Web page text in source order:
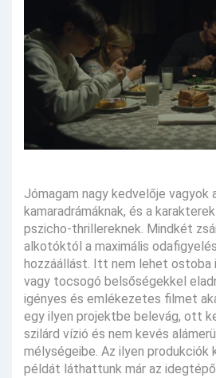
Jómagam nagy kedvelője vagyok
kamaradrámáknak, és a
pszicho-thrillereknek. Mindkét
alkotóktól a maximális
hozzáállást. Itt nem lehet ostoba
vagy tocsogó belsőségekkel
igényes és emlékezetes filmet
egy ilyen projektbe belevág, ott
szilárd vízió és nem kevés
mélységeibe. Az ilyen produkciók
példát láthattunk már az